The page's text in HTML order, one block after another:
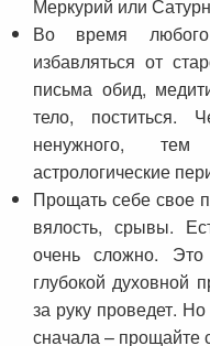
Меркурий или
Во время
избавляться от
письма обид,
тело, поститься.
ненужного,
астрологические
Прощать себе свое
вялость, срывы.
очень сложно.
глубокой духовной
за руку проведет.
сначала – прощайте